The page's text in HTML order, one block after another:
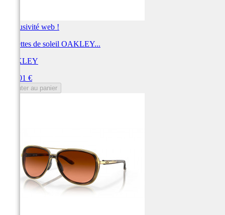
Exclusivité web !
Lunettes de soleil OAKLEY...
OAKLEY
254,01 €
Ajouter au panier